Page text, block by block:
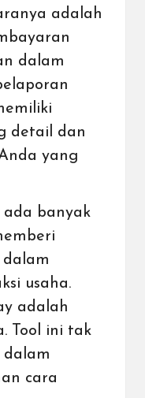
adalah
dalam
detail dan
yang
ada banyak
usaha.
adalah
Tool ini tak
dalam
cara